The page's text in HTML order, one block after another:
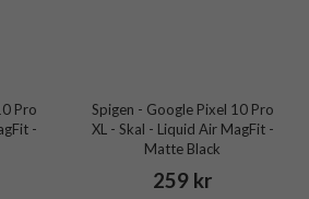
Pro
-
Spigen - Google Pixel 10 Pro
XL - Skal - Liquid Air MagFit -
Matte Black
259 kr